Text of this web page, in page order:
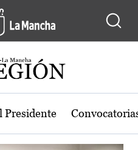
de Castilla-
Presidente